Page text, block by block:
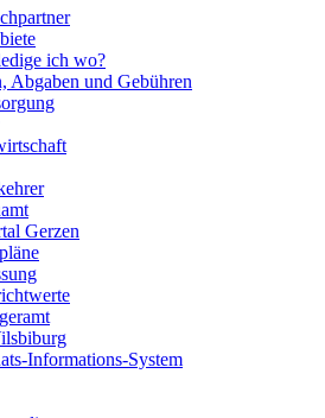
ich wo?
Abgaben und Gebühren
Gerzen
Informations-System